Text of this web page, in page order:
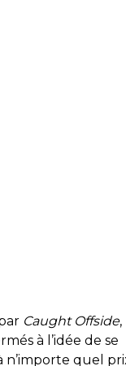
Caught Offside,
à l’idée de se
n’importe quel